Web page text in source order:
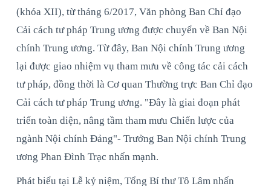
(khóa XII), từ tháng 6/2017, Văn phòng Ban Chỉ đạo
Cải cách tư pháp Trung ương được chuyển về Ban Nội
chính Trung ương. Từ đây, Ban Nội chính Trung ương
lại được giao nhiệm vụ tham mưu về công tác cải cách
tư pháp, đồng thời là Cơ quan Thường trực Ban Chỉ đạo
Cải cách tư pháp Trung ương. "Đây là giai đoạn phát
triển toàn diện, nâng tầm tham mưu Chiến lược của
ngành Nội chính Đảng"- Trưởng Ban Nội chính Trung
ương Phan Đình Trạc nhấn mạnh.
Phát biểu tại Lễ kỷ niệm, Tổng Bí thư Tô Lâm nhấn